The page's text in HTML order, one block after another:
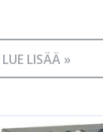
LUE LISÄÄ »